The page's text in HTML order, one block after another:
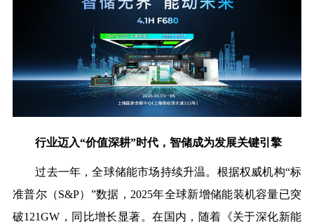
行业迈入“价值深耕”时代，智储成为发展关键引擎
过去一年，全球储能市场持续升温。根据权威机构“标
准普尔（S&P）”数据，2025年全球新增储能装机容量已突
破121GW，同比增长显著。在国内，随着《关于深化新能